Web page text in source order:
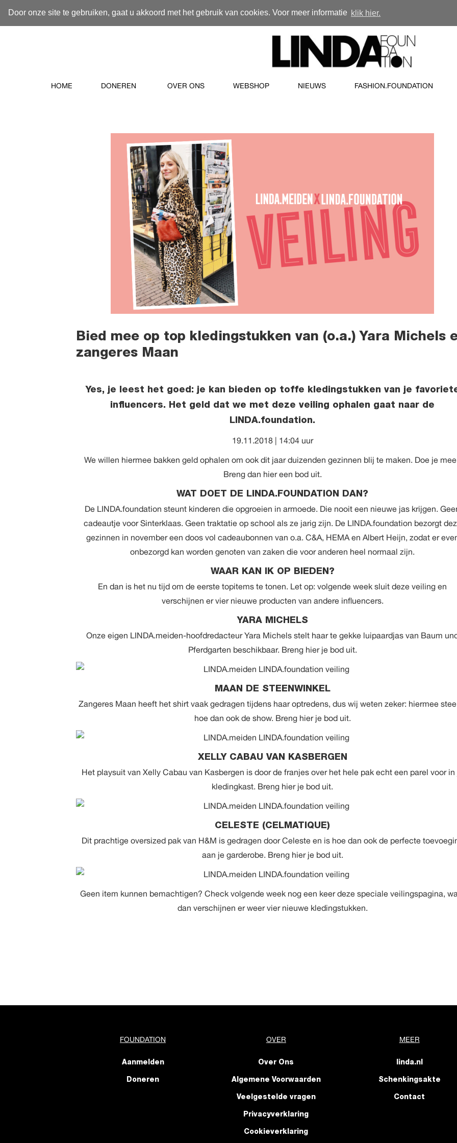
Door onze site te gebruiken, gaat u akkoord met het gebruik van cookies. Voor meer informatie klik hier.
HOME DONEREN OVER ONS WEBSHOP NIEUWS FASHION.FOUNDATION
Bied mee op top kledingstukken van (o.a.) Yara Michels
zangeres Maan
Yes, je leest het goed: je kan bieden op toffe kledingstukken van je
influencers. Het geld dat we met deze veiling ophalen gaat naar de
LINDA.foundation.
19.11.2018 | 14:04 uur
We willen hiermee bakken geld ophalen om ook dit jaar duizenden gezinnen blij te maken. Doe je
Breng dan hier een bod uit.
WAT DOET DE LINDA.FOUNDATION DAN?
De LINDA.foundation steunt kinderen die opgroeien in armoede. Die nooit een nieuwe jas krijgen.
cadeautje voor Sinterklaas. Geen traktatie op school als ze jarig zijn. De LINDA.foundation bezorgt
gezinnen in november een doos vol cadeaubonnen van o.a. C&A, HEMA en Albert Heijn, zodat er
onbezorgd kan worden genoten van zaken die voor anderen heel normaal zijn.
WAAR KAN IK OP BIEDEN?
En dan is het nu tijd om de eerste topitems te tonen. Let op: volgende week sluit deze veiling en
verschijnen er vier nieuwe producten van andere influencers.
YARA MICHELS
Onze eigen LINDA.meiden-hoofdredacteur Yara Michels stelt haar te gekke luipaardjas van Baum
Pferdgarten beschikbaar. Breng hierje bod uit.
MAAN DE STEENWINKEL
Zangeres Maan heeft het shirt vaak gedragen tijdens haar optredens, dus wij weten zeker: hiermee
hoe dan ook de show. Breng hierje bod uit.
XELLY CABAU VAN KASBERGEN
Het playsuit van Xelly Cabau van Kasbergen is door de franjes over het hele pak echt een parel voor in
kledingkast. Breng hierje bod uit.
CELESTE (CELMATIQUE)
Dit prachtige oversized pak van H&M is gedragen door Celeste en is hoe dan ook de perfecte
aan je garderobe. Breng hierje bod uit.
Geen item kunnen bemachtigen? Check volgende week nog een keerdeze speciale veilingspagina,
dan verschijnen er weer vier nieuwe kledingstukken.
FOUNDATION
Aanmelden
Doneren
OVER
Over Ons
Algemene Voorwaarden
Veelgestelde vragen
Privacyverklaring
Cookieverklaring
MEER
linda.nl
Schenkingsakte
Contact